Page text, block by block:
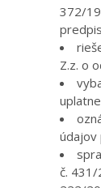
372/
Z.z. o
údajov
č. 431/